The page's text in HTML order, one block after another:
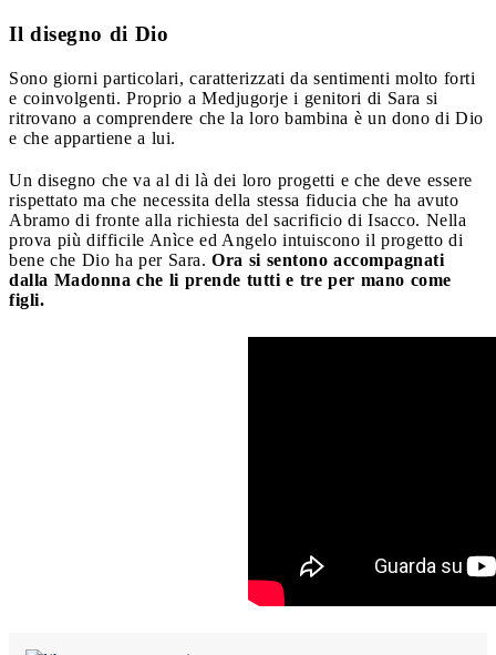
Il disegno di Dio
Sono giorni particolari, caratterizzati da sentimenti molto forti
e coinvolgenti. Proprio a Medjugorje i genitori di Sara si
ritrovano a comprendere che la loro bambina è un dono di Dio
e che appartiene a lui.
Un disegno che va al di là dei loro progetti e che deve essere
rispettato ma che necessita della stessa fiducia che ha avuto
Abramo di fronte alla richiesta del sacrificio di Isacco. Nella
prova più difficile Anìce ed Angelo intuiscono il progetto di
bene che Dio ha per Sara. Ora si sentono accompagnati
dalla Madonna che li prende tutti e tre per mano come
figli.